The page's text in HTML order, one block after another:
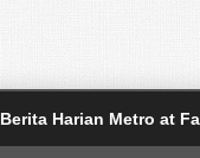
Berita Harian Metro at